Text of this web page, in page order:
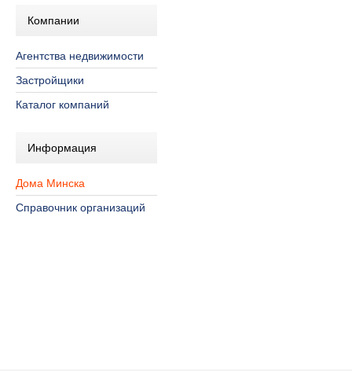
Компании
Агентства недвижимости
Застройщики
Каталог компаний
Информация
Дома Минска
Справочник организаций